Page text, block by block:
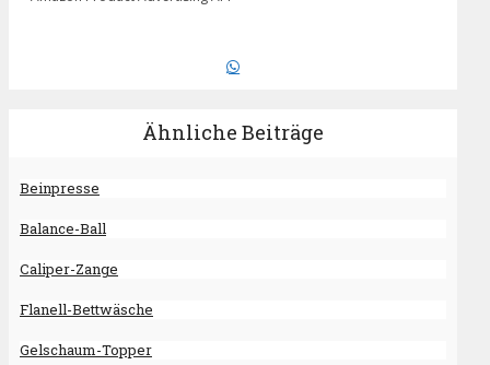
Ähnliche Beiträge
Beinpresse
Balance-Ball
Caliper-Zange
Flanell-Bettwäsche
Gelschaum-Topper